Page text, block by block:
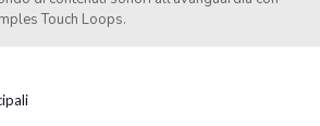
Touch Loops.